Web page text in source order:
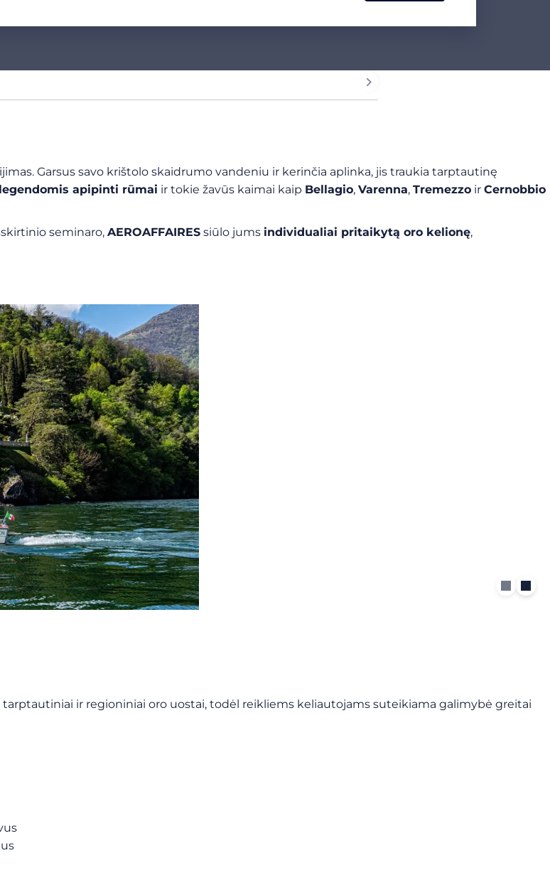
Garsus savo krištolo skaidrumo vandeniu ir kerinčia aplinka, jis traukia tarptautinę
legendomis apipinti rūmai ir tokie žavūs kaimai kaip Bellagio, Varenna, Tremezzo ir Cernobbio
seminaro, AEROAFFAIRES siūlo jums individualiai pritaikytą oro kelionę,
tarptautiniai ir regioniniai oro uostai, todėl reikliems keliautojams suteikiama galimybė greitai